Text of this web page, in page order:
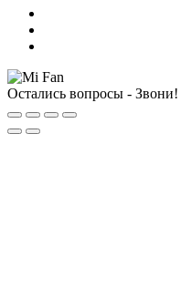
Остались вопросы - Звони!